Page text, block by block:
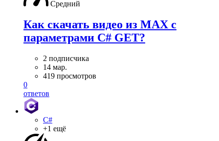
Средний
Как скачать видео из MAX с
параметрами C# GET?
2 подписчика
14 мар.
419 просмотров
0
ответов
C#
+1 ещё